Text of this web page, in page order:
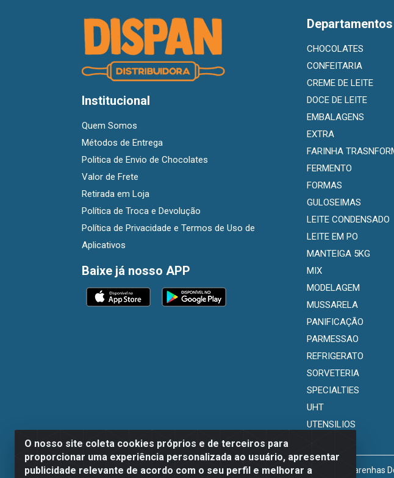
O nosso site coleta cookies próprios e de terceiros para
proporcionar uma experiência personalizada ao usuário, apresentar
publicidade relevante de acordo com o seu perfil e melhorar a
Institucional
Quem Somos
Métodos de Entrega
Politica de Envio de Chocolates
Valor de Frete
Retirada em Loja
Política de Troca e Devolução
Política de Privacidade e Termos de Uso de
Aplicativos
Baixe já nosso APP
Departamentos
CHOCOLATES
CONFEITARIA
CREME DE LEITE
DOCE DE LEITE
EMBALAGENS
EXTRA
FARINHA
FERMENTO
FORMAS
GULOSEIMAS
LEITE CONDENSADO
LEITE EM PO
MANTEIGA 5KG
MIX
MODELAGEM
MUSSARELA
PANIFICAÇÃO
PARMESSAO
REFRIGERATO
SORVETERIA
SPECIALTIES
UHT
UTENSILIOS
Dispan Distribuidora de Alimentos LTDA - Avenida Marechal Mascarenhas